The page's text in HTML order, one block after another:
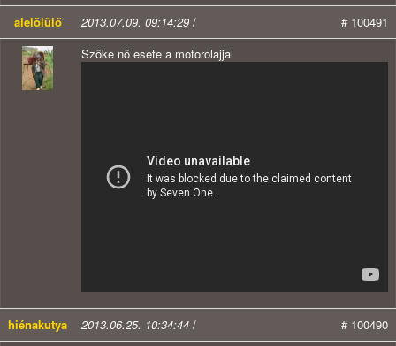
alelölülő 2013.07.09. 09:14:29 /
# 100491
Szőke nő esete a motorolajjal
hiénakutya 2013.06.25. 10:34:44 / # 100490